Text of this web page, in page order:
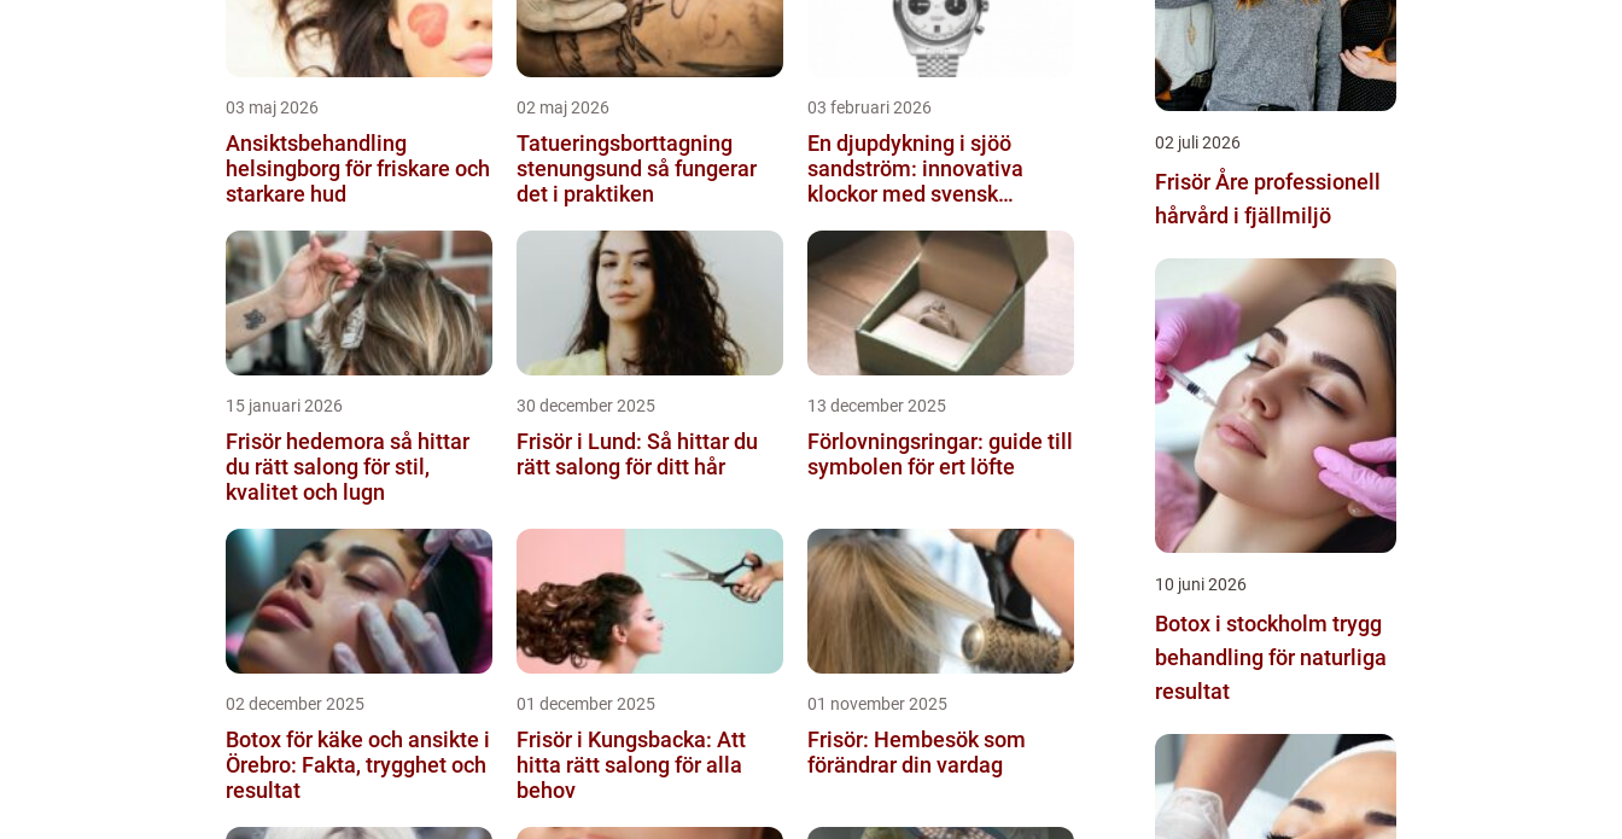
03 maj 2026
Ansiktsbehandling
helsingborg för friskare och
starkare hud
02 maj 2026
Tatueringsborttagning
stenungsund så fungerar
det i praktiken
03 februari 2026
En djupdykning i sjöö
sandström: innovativa
klockor med svensk
15 januari 2026
Frisör hedemora så hittar
du rätt salong för stil,
kvalitet och lugn
30 december 2025
Frisör i Lund: Så hittar du
rätt salong för ditt hår
13 december 2025
Förlovningsringar: guide till
symbolen för ert löfte
02 december 2025
Botox för käke och ansikte i
Örebro: Fakta, trygghet och
resultat
01 december 2025
Frisör i Kungsbacka: Att
hitta rätt salong för alla
behov
01 november 2025
Frisör: Hembesök som
förändrar din vardag
02 juli 2026
Frisör Åre professionell
hårvård i fjällmiljö
10 juni 2026
Botox i stockholm trygg
behandling för naturliga
resultat